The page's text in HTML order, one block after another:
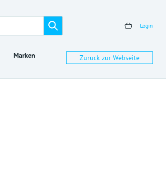
Login
Marken Zurück zur Webseite